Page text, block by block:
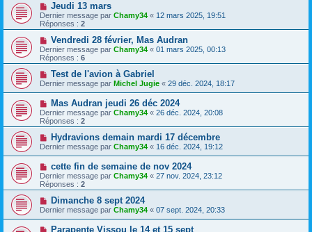
Jeudi 13 mars
Dernier message par Chamy34 « 12 mars 2025, 19:51
Réponses : 2
Vendredi 28 février, Mas Audran
Dernier message par Chamy34 « 01 mars 2025, 00:13
Réponses : 6
Test de l'avion à Gabriel
Dernier message par Michel Jugie « 29 déc. 2024, 18:17
Mas Audran jeudi 26 déc 2024
Dernier message par Chamy34 « 26 déc. 2024, 20:08
Réponses : 2
Hydravions demain mardi 17 décembre
Dernier message par Chamy34 « 16 déc. 2024, 19:12
cette fin de semaine de nov 2024
Dernier message par Chamy34 « 27 nov. 2024, 23:12
Réponses : 2
Dimanche 8 sept 2024
Dernier message par Chamy34 « 07 sept. 2024, 20:33
Parapente Vissou le 14 et 15 sept